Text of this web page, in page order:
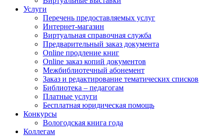
Услуги
Перечень предоставляемых услуг
Интернет-магазин
Виртуальная справочная служба
Предварительный заказ документа
Online продление книг
Online заказ копий документов
Межбиблиотечный абонемент
Заказ и редактирование тематических списков
Библиотека – педагогам
Платные услуги
Бесплатная юридическая помощь
Конкурсы
Вологодская книга года
Коллегам